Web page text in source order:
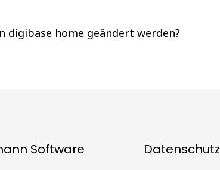
digibase home geändert werden?
Software Datenschutz